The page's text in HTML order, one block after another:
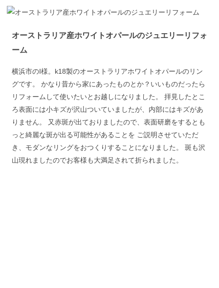
オーストラリア産ホワイトオパールのジュエリーリフォ
ーム
横浜市のI様。k18製のオーストラリアホワイトオパールのリン
グです。 かなり昔から家にあったものとか？いいものだったら
リフォームして使いたいとお越しになりました。 拝見したとこ
ろ表面には小キズが沢山ついていましたが、内部にはキズがあ
りません。 又赤斑が出ておりましたので、表面研磨をするとも
っと綺麗な斑が出る可能性があることを ご説明させていただ
き、モダンなリングをおつくりすることになりました。 斑も沢
山現れましたのでお客様も大満足されて折られました。